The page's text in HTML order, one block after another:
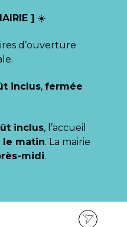
] ☀️
d’ouverture
inclus, fermée
inclus, l’accueil
le matin. La mairie
midi.